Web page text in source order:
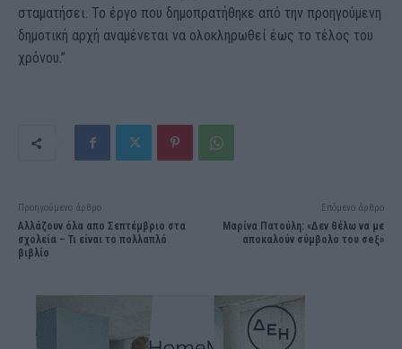
σταματήσει. Το έργο που δημοπρατήθηκε από την προηγούμενη
δημοτική αρχή αναμένεται να ολοκληρωθεί έως το τέλος του
χρόνου.”
Προηγούμενο άρθρο
Αλλάζουν όλα απο Σεπτέμβριο στα
σχολεία – Τι είναι το πολλαπλό
βιβλίο
Επόμενο άρθρο
Μαρίνα Πατούλη: «Δεν θέλω να με
αποκαλούν σύμβολο του σeξ»